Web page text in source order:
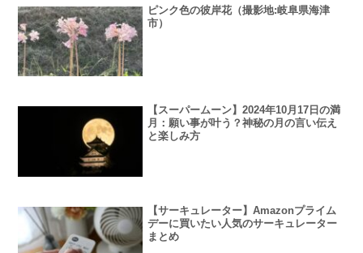
ピンク色の彼岸花（撮影地:岐阜県海津
市）
【スーパームーン】2024年10月17日の満
月：願い事が叶う？神秘の月の言い伝え
と楽しみ方
【サーキュレーター】Amazonプライム
デーに買いたい人気のサーキュレーター
まとめ